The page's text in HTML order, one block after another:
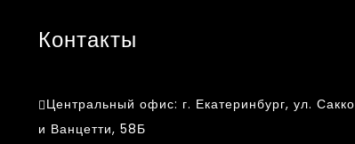
Контакты
Центральный офис: г. Екатеринбург, ул. Сакко
и Ванцетти, 58Б